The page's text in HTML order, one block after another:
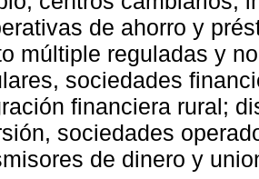
de ahorro y
múltiple reguladas y
sociedades
financiera rural;
sociedades
de dinero y